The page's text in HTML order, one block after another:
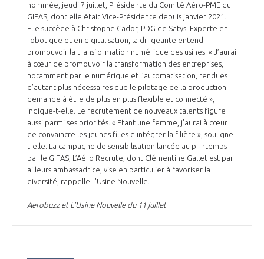
nommée, jeudi 7 juillet, Présidente du Comité Aéro-PME du
GIFAS, dont elle était Vice-Présidente depuis janvier 2021.
Elle succède à Christophe Cador, PDG de Satys. Experte en
robotique et en digitalisation, la dirigeante entend
promouvoir la transformation numérique des usines. « J’aurai
à cœur de promouvoir la transformation des entreprises,
notamment par le numérique et l’automatisation, rendues
d’autant plus nécessaires que le pilotage de la production
demande à être de plus en plus flexible et connecté »,
indique-t-elle. Le recrutement de nouveaux talents figure
aussi parmi ses priorités. « Etant une femme, j’aurai à cœur
de convaincre les jeunes filles d'intégrer la filière », souligne-
t-elle. La campagne de sensibilisation lancée au printemps
par le GIFAS, L’Aéro Recrute, dont Clémentine Gallet est par
ailleurs ambassadrice, vise en particulier à favoriser la
diversité, rappelle L’Usine Nouvelle.
Aerobuzz et L’Usine Nouvelle du 11 juillet